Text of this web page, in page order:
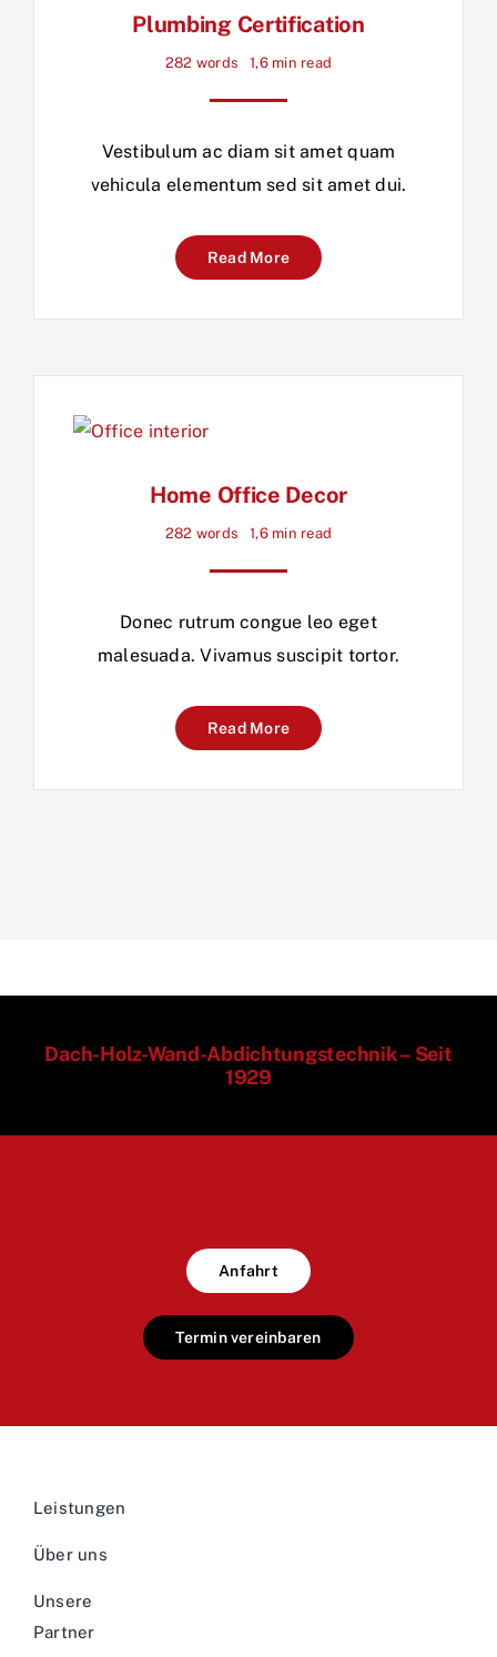
Plumbing Certification
282 words 1,6 min read
Vestibulum ac diam sit amet quam
vehicula elementum sed sit amet dui.
Read More
Home Office Decor
282 words 1,6 min read
Donec rutrum congue leo eget
malesuada. Vivamus suscipit tortor.
Read More
Dach-Holz-Wand-Abdichtungstechnik – Seit
1929
Anfahrt
Termin vereinbaren
Leistungen
Über uns
Unsere
Partner